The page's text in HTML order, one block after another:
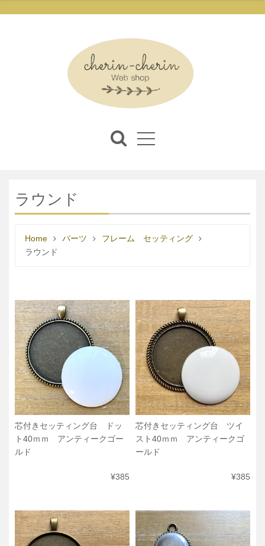
ラウンド
Home パーツ
フレーム セッティング
ラウンド
芯付きセッティング台 ドッ
ト40ｍｍ アンティークゴー
ルド
¥385
芯付きセッティング台 ツイ
スト40ｍｍ アンティークゴ
ールド
¥385